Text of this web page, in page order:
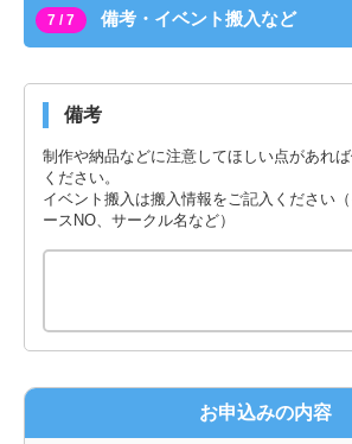
7 / 7 備考・イベント搬入など
備考
制作や納品などに注意してほしい点があれ
ください。
イベント搬入は搬入情報をご記入ください
ースNO、サークル名など）
お申込みの内容